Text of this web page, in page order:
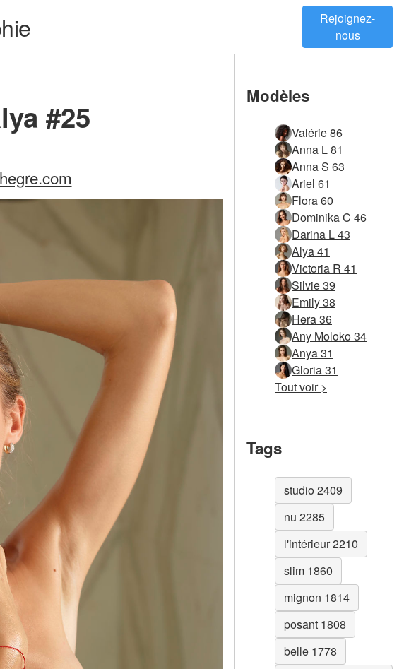
Rejoignez-
nous
#25
Modèles
Valérie 86
Anna L 81
Anna S 63
Ariel 61
Flora 60
Dominika C 46
Darina L 43
Alya 41
Victoria R 41
Silvie 39
Emily 38
Hera 36
Any Moloko 34
Anya 31
Gloria 31
Tout voir >
Tags
studio 2409
nu 2285
l'intérieur 2210
slim 1860
mignon 1814
posant 1808
belle 1778